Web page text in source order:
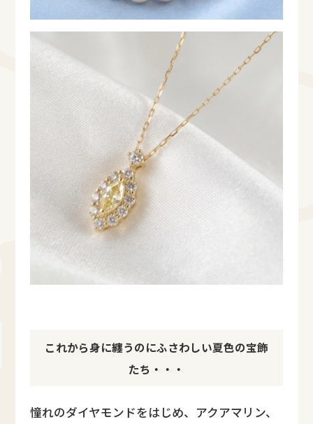
これから身に纏うのにふさわしい夏色の宝飾
たち・・・
憧れのダイヤモンドをはじめ、アクアマリン、